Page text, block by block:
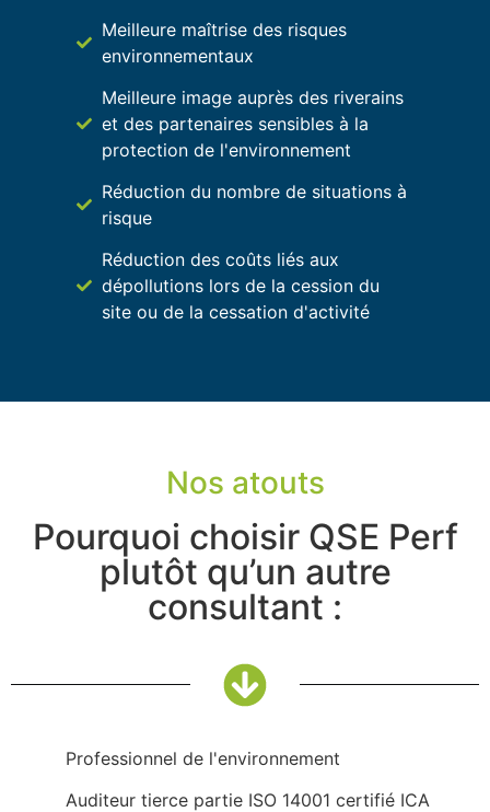
Meilleure maîtrise des risques
environnementaux
Meilleure image auprès des riverains
et des partenaires sensibles à la
protection de l'environnement
Réduction du nombre de situations à
risque
Réduction des coûts liés aux
dépollutions lors de la cession du
site ou de la cessation d'activité
Nos atouts
Pourquoi choisir QSE Perf
plutôt qu’un autre
consultant :
Professionnel de l'environnement
Auditeur tierce partie ISO 14001 certifié ICA